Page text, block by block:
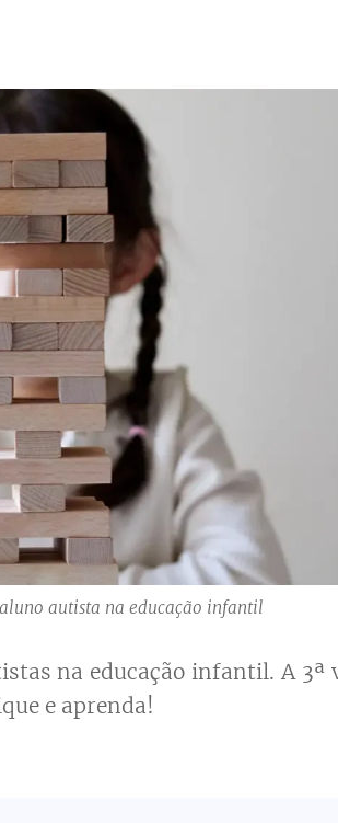
autista na educação infantil
na educação infantil. A 3ª
e aprenda!